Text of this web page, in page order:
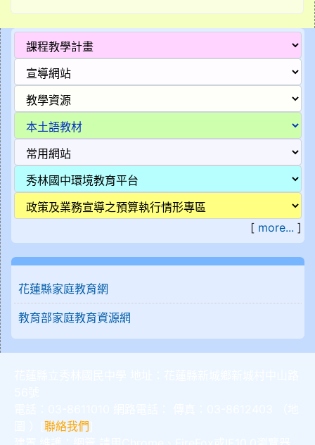
[ more... ]
花蓮縣家庭教育網
教育部家庭教育資源網
聯絡我們